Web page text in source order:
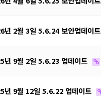
년 2월 3일 5.6.24 보안업데이트
년 9월 2일 5.6.23 업데이트
년 9월 12일 5.6.22 업데이트